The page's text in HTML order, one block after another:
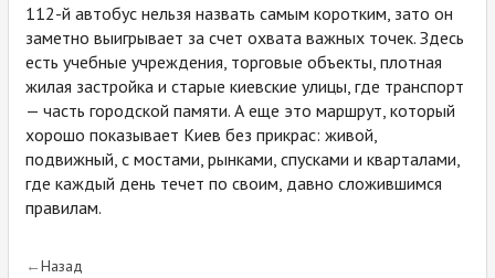
112-й автобус нельзя назвать самым коротким, зато он
заметно выигрывает за счет охвата важных точек. Здесь
есть учебные учреждения, торговые объекты, плотная
жилая застройка и старые киевские улицы, где транспорт
— часть городской памяти. А еще это маршрут, который
хорошо показывает Киев без прикрас: живой,
подвижный, с мостами, рынками, спусками и кварталами,
где каждый день течет по своим, давно сложившимся
правилам.
Назад